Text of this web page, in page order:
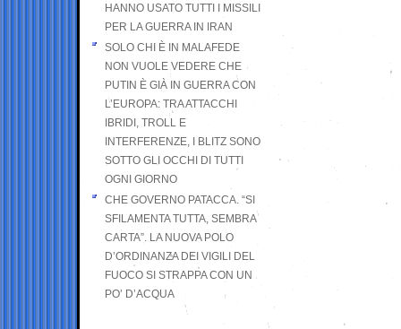
HANNO USATO TUTTI I MISSILI
PER LA GUERRA IN IRAN
SOLO CHI È IN MALAFEDE
NON VUOLE VEDERE CHE
PUTIN È GIÀ IN GUERRA CON
L’EUROPA: TRA ATTACCHI
IBRIDI, TROLL E
INTERFERENZE, I BLITZ SONO
SOTTO GLI OCCHI DI TUTTI
OGNI GIORNO
CHE GOVERNO PATACCA. “SI
SFILAMENTA TUTTA, SEMBRA
CARTA”. LA NUOVA POLO
D’ORDINANZA DEI VIGILI DEL
FUOCO SI STRAPPA CON UN
PO’ D’ACQUA